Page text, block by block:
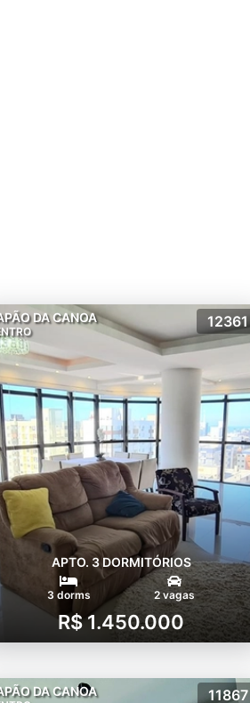
DA CANOA 12361
APTO. 3 DORMITÓRIOS
3 dorms 2 vagas
R$ 1.450.000
DA CANOA 11867